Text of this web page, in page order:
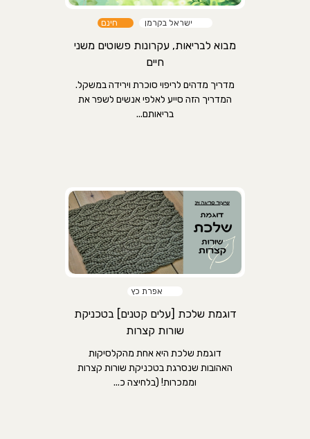
ישראל בקרמן חינם
מבוא לבריאות, עקרונות פשוטים משני
חיים
מדריך מדהים לריפוי סוכרת וירידה במשקל.
המדריך הזה סייע לאלפי אנשים לשפר את
בריאותם...
אפרת כץ
דוגמת שלכת [עלים קטנים] בטכניקת
שורות קצרות
דוגמת שלכת היא אחת מהקלסיקות
האהובות שנסרגת בטכניקת שורות קצרות
וממכרות! (בלחיצה כ...